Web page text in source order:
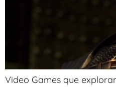
Video Games que